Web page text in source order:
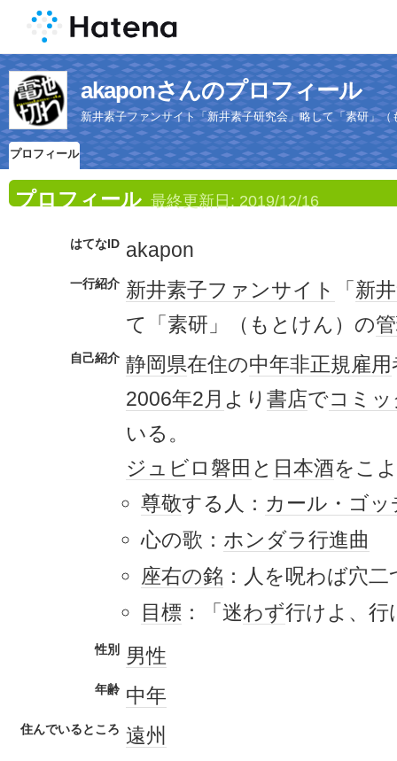
akaponさんのプロフィール
新井素子ファンサイト「新井素子研究会」略して「素研」（
プロフィール
プロフィール 最終更新日: 2019/12/16
はてなID akapon
一行紹介 新井素子ファンサイト 「 新
て「素研」（もとけん）の
自己紹介 静岡県在住の中年非正規雇用
2006年2月 より 書店でコミ
いる。
ジュビロ磐田 と 日本酒をこ
尊敬する人： カール・ゴッ
心の歌： ホンダラ行進曲
座右の銘 ：人を呪わば穴二
目標 ：「迷わず行けよ、行
性別 男性
年齢 中年
住んでいるところ 遠州